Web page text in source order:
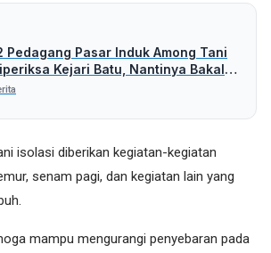
Pedagang Pasar Induk Among Tani
Kejari Batu, Nantinya Bakal
Pihak Lain
isolasi diberikan kegiatan-kegiatan
senam pagi, dan kegiatan lain yang
mampu mengurangi penyebaran pada